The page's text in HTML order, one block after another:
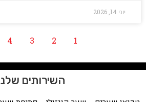
יוני 14, 2026
1
2
3
4
השירותים